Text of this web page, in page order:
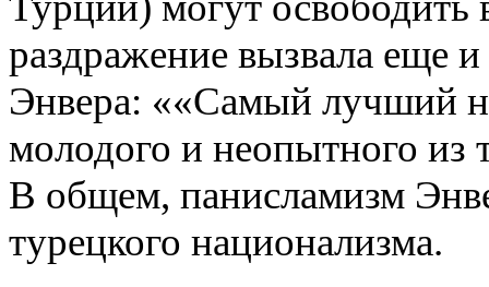
раздражение вызвала еще
Энвера: ««Самый лучший
молодого и неопытного из
В общем, панисламизм
турецкого национализма.